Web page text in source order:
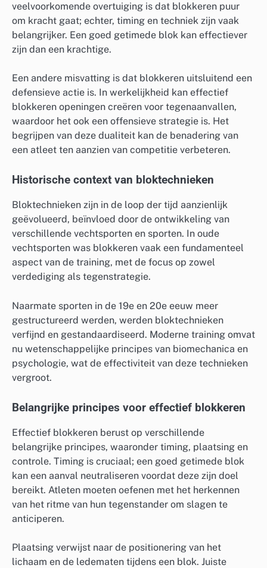
veelvoorkomende overtuiging is dat blokkeren puur
om kracht gaat; echter, timing en techniek zijn vaak
belangrijker. Een goed getimede blok kan effectiever
zijn dan een krachtige.
Een andere misvatting is dat blokkeren uitsluitend een
defensieve actie is. In werkelijkheid kan effectief
blokkeren openingen creëren voor tegenaanvallen,
waardoor het ook een offensieve strategie is. Het
begrijpen van deze dualiteit kan de benadering van
een atleet ten aanzien van competitie verbeteren.
Historische context van bloktechnieken
Bloktechnieken zijn in de loop der tijd aanzienlijk
geëvolueerd, beïnvloed door de ontwikkeling van
verschillende vechtsporten en sporten. In oude
vechtsporten was blokkeren vaak een fundamenteel
aspect van de training, met de focus op zowel
verdediging als tegenstrategie.
Naarmate sporten in de 19e en 20e eeuw meer
gestructureerd werden, werden bloktechnieken
verfijnd en gestandaardiseerd. Moderne training omvat
nu wetenschappelijke principes van biomechanica en
psychologie, wat de effectiviteit van deze technieken
vergroot.
Belangrijke principes voor effectief blokkeren
Effectief blokkeren berust op verschillende
belangrijke principes, waaronder timing, plaatsing en
controle. Timing is cruciaal; een goed getimede blok
kan een aanval neutraliseren voordat deze zijn doel
bereikt. Atleten moeten oefenen met het herkennen
van het ritme van hun tegenstander om slagen te
anticiperen.
Plaatsing verwijst naar de positionering van het
lichaam en de ledematen tijdens een blok. Juiste